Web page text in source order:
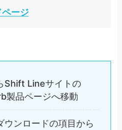
ージ
Shift Lineサイトの
製品ページへ移動
ウンロードの項目から